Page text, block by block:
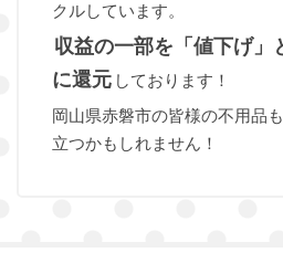
クルしています。
収益の一部を「値下げ」
に還元 しております！
岡山県赤磐市の皆様の不用品
立つかもしれません！